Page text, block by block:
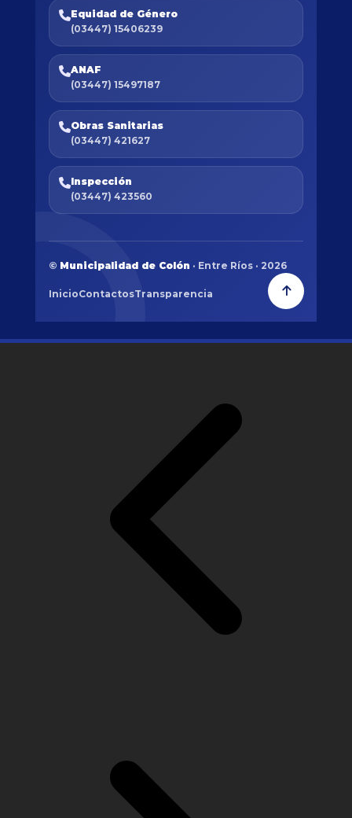
Equidad de Género
(03447) 15406239
ANAF
(03447) 15497187
Obras Sanitarias
(03447) 421627
Inspección
(03447) 423560
© Municipalidad de Colón · Entre Ríos · 2026
InicioContactosTransparencia